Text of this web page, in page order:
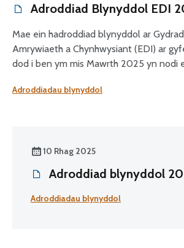
Adroddiad Blynyddol EDI
Mae ein hadroddiad blynyddol ar
Amrywiaeth a Chynhwysiant (EDI) ar
dod i ben ym mis Mawrth 2025 yn nodi
hyder y cyhoedd yn y ffordd rydym yn
Adroddiadau blynyddol
10 Rhag 2025
Adroddiad blynyddol
Adroddiadau blynyddol